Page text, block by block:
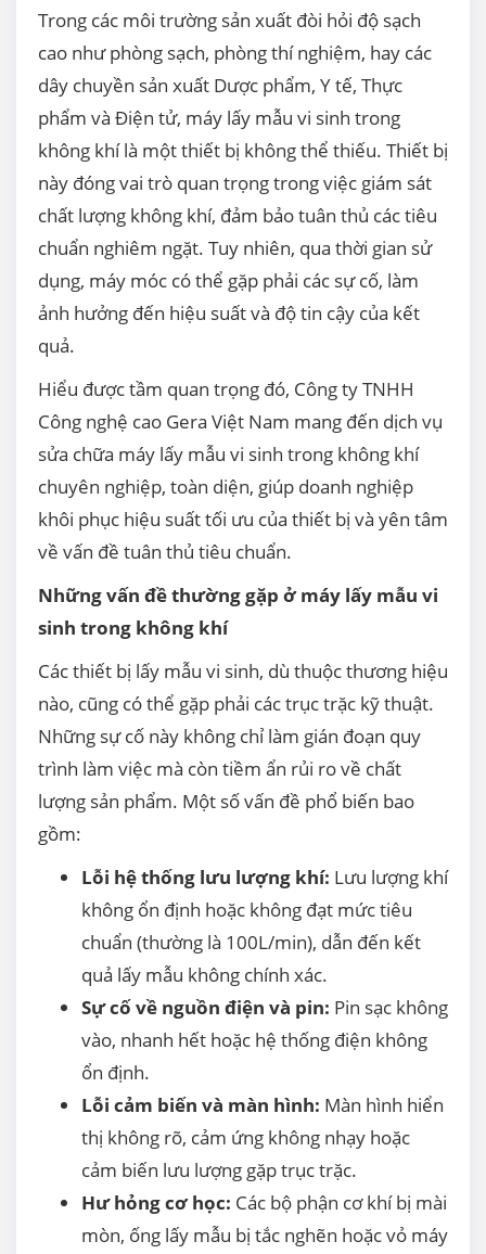
Trong các môi trường sản xuất đòi hỏi độ sạch
cao như phòng sạch, phòng thí nghiệm, hay các
dây chuyền sản xuất Dược phẩm, Y tế, Thực
phẩm và Điện tử, máy lấy mẫu vi sinh trong
không khí là một thiết bị không thể thiếu. Thiết bị
này đóng vai trò quan trọng trong việc giám sát
chất lượng không khí, đảm bảo tuân thủ các tiêu
chuẩn nghiêm ngặt. Tuy nhiên, qua thời gian sử
dụng, máy móc có thể gặp phải các sự cố, làm
ảnh hưởng đến hiệu suất và độ tin cậy của kết
quả.
Hiểu được tầm quan trọng đó, Công ty TNHH
Công nghệ cao Gera Việt Nam mang đến dịch vụ
sửa chữa máy lấy mẫu vi sinh trong không khí
chuyên nghiệp, toàn diện, giúp doanh nghiệp
khôi phục hiệu suất tối ưu của thiết bị và yên tâm
về vấn đề tuân thủ tiêu chuẩn.
Những vấn đề thường gặp ở máy lấy mẫu vi
sinh trong không khí
Các thiết bị lấy mẫu vi sinh, dù thuộc thương hiệu
nào, cũng có thể gặp phải các trục trặc kỹ thuật.
Những sự cố này không chỉ làm gián đoạn quy
trình làm việc mà còn tiềm ẩn rủi ro về chất
lượng sản phẩm. Một số vấn đề phổ biến bao
gồm:
Lỗi hệ thống lưu lượng khí: Lưu lượng khí
không ổn định hoặc không đạt mức tiêu
chuẩn (thường là 100L/min), dẫn đến kết
quả lấy mẫu không chính xác.
Sự cố về nguồn điện và pin: Pin sạc không
vào, nhanh hết hoặc hệ thống điện không
ổn định.
Lỗi cảm biến và màn hình: Màn hình hiển
thị không rõ, cảm ứng không nhạy hoặc
cảm biến lưu lượng gặp trục trặc.
Hư hỏng cơ học: Các bộ phận cơ khí bị mài
mòn, ống lấy mẫu bị tắc nghẽn hoặc vỏ máy